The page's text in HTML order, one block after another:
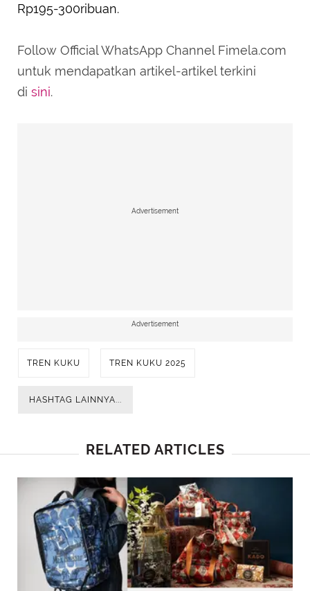
Rp195-300ribuan.
Follow Official WhatsApp Channel Fimela.com
untuk mendapatkan artikel-artikel terkini
di sini.
Advertisement
Advertisement
TREN KUKU TREN KUKU 2025
HASHTAG LAINNYA...
RELATED ARTICLES